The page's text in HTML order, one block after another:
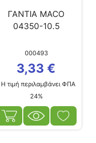
ΓΑΝΤΙΑ MACO
04350-10.5
000493
3,33 €
Η τιμή περιλαμβάνει ΦΠΑ
24%